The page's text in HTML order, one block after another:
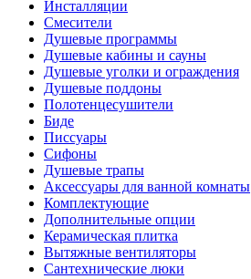
Инсталляции
Смесители
Душевые программы
Душевые кабины и сауны
Душевые уголки и ограждения
Душевые поддоны
Полотенцесушители
Биде
Писсуары
Сифоны
Душевые трапы
Аксессуары для ванной комнаты
Комплектующие
Дополнительные опции
Керамическая плитка
Вытяжные вентиляторы
Сантехнические люки